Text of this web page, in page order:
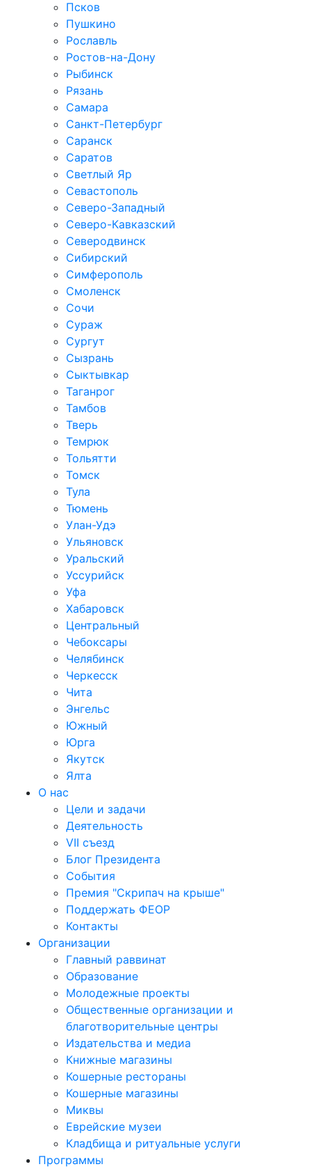
Псков
Пушкино
Рославль
Ростов-на-Дону
Рыбинск
Рязань
Самара
Санкт-Петербург
Саранск
Саратов
Светлый Яр
Севастополь
Северо-Западный
Северо-Кавказcкий
Северодвинск
Сибирский
Симферополь
Смоленск
Сочи
Сураж
Сургут
Сызрань
Сыктывкар
Таганрог
Тамбов
Тверь
Темрюк
Тольятти
Томск
Тула
Тюмень
Улан-Удэ
Ульяновск
Уральский
Уссурийск
Уфа
Хабаровск
Центральный
Чебоксары
Челябинск
Черкесск
Чита
Энгельс
Южный
Юрга
Якутск
Ялта
О нас
Цели и задачи
Деятельность
VII съезд
Блог Президента
События
Премия "Скрипач на крыше"
Поддержать ФЕОР
Контакты
Организации
Главный раввинат
Образование
Молодежные проекты
Общественные организации и
благотворительные центры
Издательства и медиа
Книжные магазины
Кошерные рестораны
Кошерные магазины
Миквы
Еврейские музеи
Кладбища и ритуальные услуги
Программы